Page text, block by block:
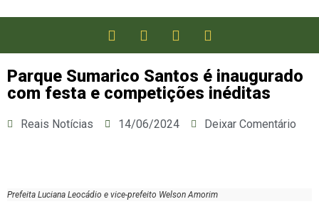
Parque Sumarico Santos é inaugurado
com festa e competições inéditas
Reais Notícias 14/06/2024 Deixar Comentário
Prefeita Luciana Leocádio e vice-prefeito Welson Amorim